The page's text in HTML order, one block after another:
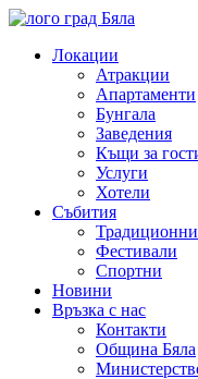
Skip
contentЛокации
Атракции
Апартаменти
Бунгала
Заведения
Къщи за
Услуги
Хотели
Събития
Традиционни
Фестивали
Спортни
Новини
Връзка с нас
Контакти
Община Бяла